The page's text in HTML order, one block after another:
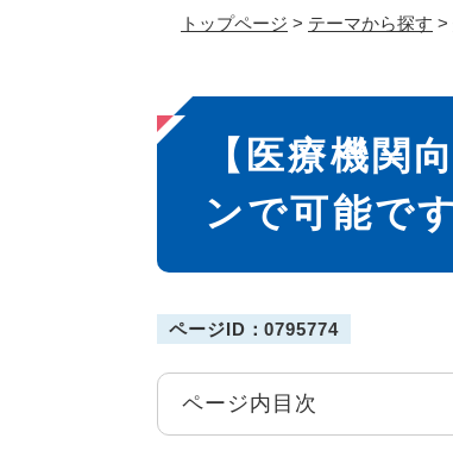
トップページ > テーマから探す >
本
文
【医療機関
ンで可能で
ページID：0795774
ページ内目次